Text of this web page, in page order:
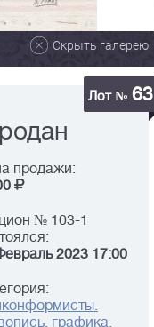
Скрыть галерею
Лот № 63
продажи:
№ 103-1
2023 17:00
графика,